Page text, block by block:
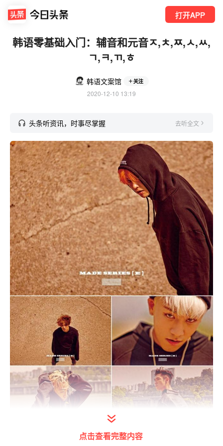
打开APP
韩语零基础入门：辅音和元音ㅈ,ㅊ,ㅉ,ㅅ,ㅆ,
ㄱ,ㅋ,ㄲ,ㅎ
韩语文案馆 关注
2020-12-10 13:19
头条听资讯，时事尽掌握 去听全文
点击查看完整内容